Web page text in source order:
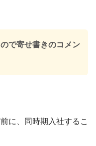
で寄せ書きのコメン
に、同時期入社するこ